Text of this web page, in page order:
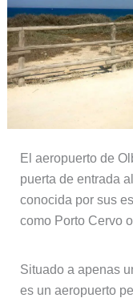
El aeropuerto de
puerta de entrada
conocida por sus
como Porto Cervo
Situado a apenas
es un aeropuerto